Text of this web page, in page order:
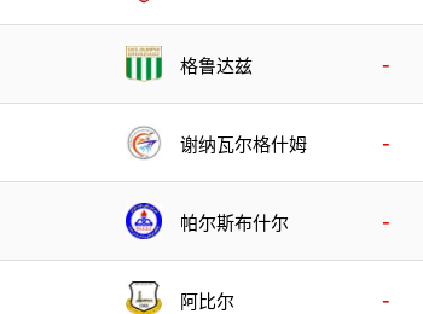
格鲁达兹 -
谢纳瓦尔格什姆 -
帕尔斯布什尔 -
阿比尔 -